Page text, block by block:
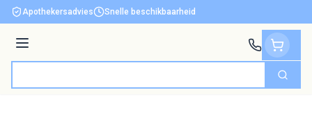
Ga naar de inhoud
Apothekersadvies Snelle beschikbaarheid
Menu
Zoek